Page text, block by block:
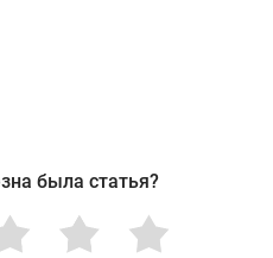
была статья?